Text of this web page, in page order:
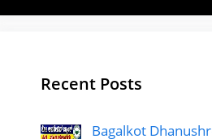
Recent Posts
Bagalkot